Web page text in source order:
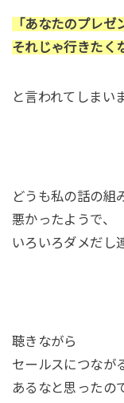
「あなたのプレゼ
それじゃ行きたく
と言われてしまい
どうも私の話の組
悪かったようで、
いろいろダメだし
聴きながら
セールスにつなが
あるなと思ったの